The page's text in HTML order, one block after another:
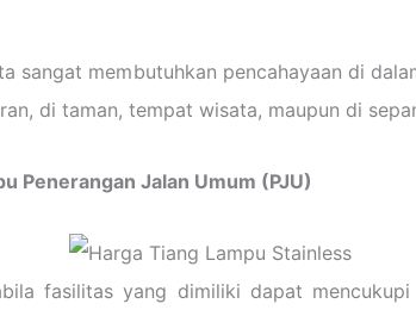
sangat membutuhkan pencahayaan di
di taman, tempat wisata, maupun di
Penerangan Jalan Umum (PJU)
fasilitas yang dimiliki dapat